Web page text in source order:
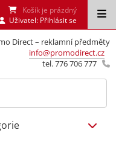
Direct – reklamní předměty
info@promodirect.cz
tel. 776 706 777
Košík je prázdný
Uživatel: Přihlásit se